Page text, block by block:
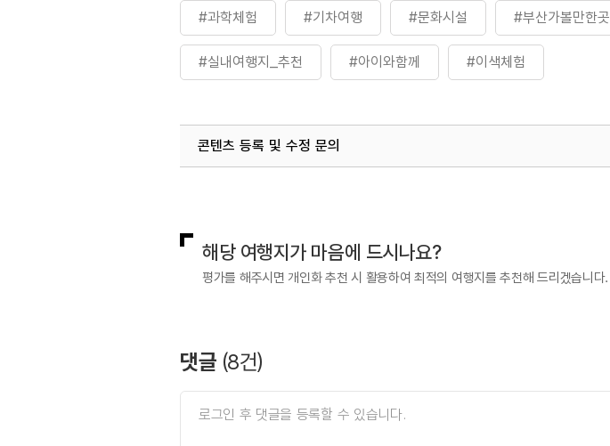
#과학체험 #기차여행 #문화시설 #부산가볼만한곳
#실내여행지_추천 #아이와함께 #이색체험
콘텐츠 등록 및 수정 문의
해당 여행지가 마음에 드시나요?
평가를 해주시면 개인화 추천 시 활용하여 최적의 여행지를 추천해 드리겠습니다.
댓글 (8건)